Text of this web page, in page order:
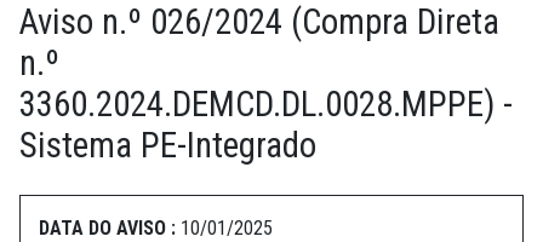
Aviso n.º 026/2024 (Compra Direta
n.º
3360.2024.DEMCD.DL.0028.MPPE) -
Sistema PE-Integrado
DATA DO AVISO : 10/01/2025